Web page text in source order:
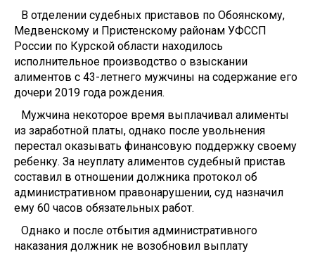
В отделении судебных приставов по Обоянскому,
Медвенскому и Пристенскому районам УФССП
России по Курской области находилось
исполнительное производство о взыскании
алиментов с 43-летнего мужчины на содержание его
дочери 2019 года рождения.
Мужчина некоторое время выплачивал алименты
из заработной платы, однако после увольнения
перестал оказывать финансовую поддержку своему
ребенку. За неуплату алиментов судебный пристав
составил в отношении должника протокол об
административном правонарушении, суд назначил
ему 60 часов обязательных работ.
Однако и после отбытия административного
наказания должник не возобновил выплату